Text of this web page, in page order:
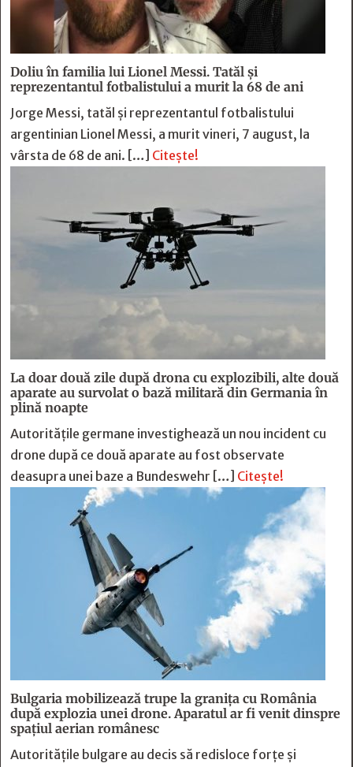
Doliu în familia lui Lionel Messi. Tatăl și
reprezentantul fotbalistului a murit la 68 de ani
Jorge Messi, tatăl și reprezentantul fotbalistului
argentinian Lionel Messi, a murit vineri, 7 august, la
vârsta de 68 de ani. […] Citește!
La doar două zile după drona cu explozibili, alte două
aparate au survolat o bază militară din Germania în
plină noapte
Autoritățile germane investighează un nou incident cu
drone după ce două aparate au fost observate
deasupra unei baze a Bundeswehr […] Citește!
Bulgaria mobilizează trupe la granița cu România
după explozia unei drone. Aparatul ar fi venit dinspre
spațiul aerian românesc
Autoritățile bulgare au decis să redisloce forțe și